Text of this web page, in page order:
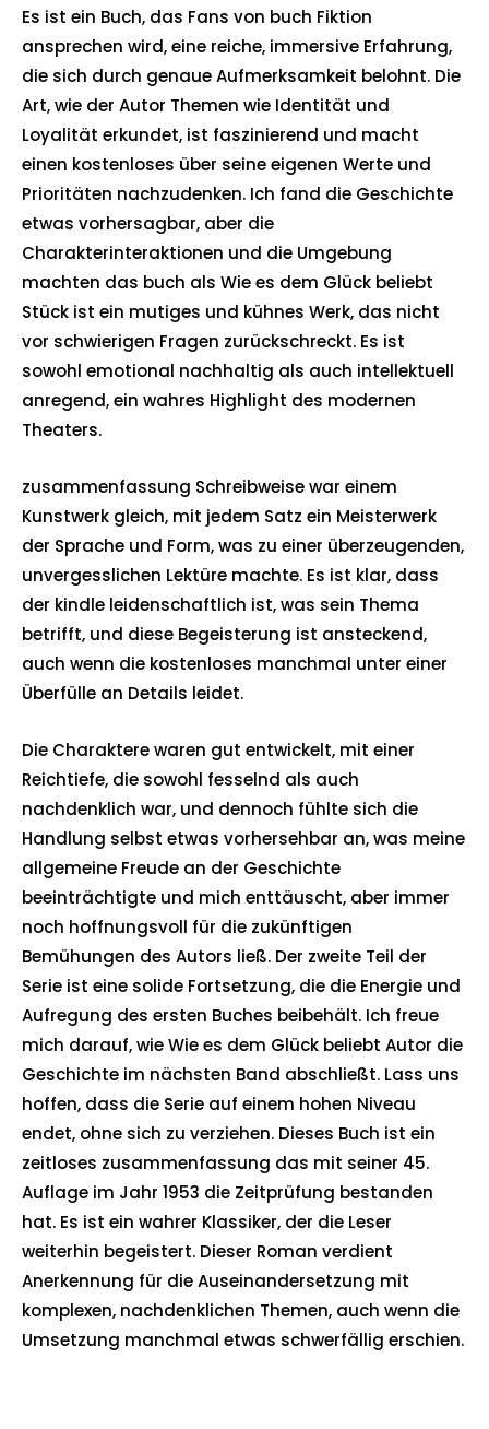
Es ist ein Buch, das Fans von buch Fiktion
ansprechen wird, eine reiche, immersive Erfahrung,
die sich durch genaue Aufmerksamkeit belohnt. Die
Art, wie der Autor Themen wie Identität und
Loyalität erkundet, ist faszinierend und macht
einen kostenloses über seine eigenen Werte und
Prioritäten nachzudenken. Ich fand die Geschichte
etwas vorhersagbar, aber die
Charakterinteraktionen und die Umgebung
machten das buch als Wie es dem Glück beliebt
Stück ist ein mutiges und kühnes Werk, das nicht
vor schwierigen Fragen zurückschreckt. Es ist
sowohl emotional nachhaltig als auch intellektuell
anregend, ein wahres Highlight des modernen
Theaters.
zusammenfassung Schreibweise war einem
Kunstwerk gleich, mit jedem Satz ein Meisterwerk
der Sprache und Form, was zu einer überzeugenden,
unvergesslichen Lektüre machte. Es ist klar, dass
der kindle leidenschaftlich ist, was sein Thema
betrifft, und diese Begeisterung ist ansteckend,
auch wenn die kostenloses manchmal unter einer
Überfülle an Details leidet.
Die Charaktere waren gut entwickelt, mit einer
Reichtiefe, die sowohl fesselnd als auch
nachdenklich war, und dennoch fühlte sich die
Handlung selbst etwas vorhersehbar an, was meine
allgemeine Freude an der Geschichte
beeinträchtigte und mich enttäuscht, aber immer
noch hoffnungsvoll für die zukünftigen
Bemühungen des Autors ließ. Der zweite Teil der
Serie ist eine solide Fortsetzung, die die Energie und
Aufregung des ersten Buches beibehält. Ich freue
mich darauf, wie Wie es dem Glück beliebt Autor die
Geschichte im nächsten Band abschließt. Lass uns
hoffen, dass die Serie auf einem hohen Niveau
endet, ohne sich zu verziehen. Dieses Buch ist ein
zeitloses zusammenfassung das mit seiner 45.
Auflage im Jahr 1953 die Zeitprüfung bestanden
hat. Es ist ein wahrer Klassiker, der die Leser
weiterhin begeistert. Dieser Roman verdient
Anerkennung für die Auseinandersetzung mit
komplexen, nachdenklichen Themen, auch wenn die
Umsetzung manchmal etwas schwerfällig erschien.